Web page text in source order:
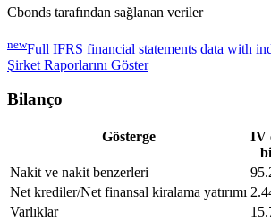
Cbonds tarafından sağlanan veriler
newFull IFRS financial statements data with
Şirket Raporlarını Göster
Bilanço
Gösterge
IV
Nakit ve nakit benzerleri
Net krediler/Net finansal kiralama yatırımı
Varlıklar